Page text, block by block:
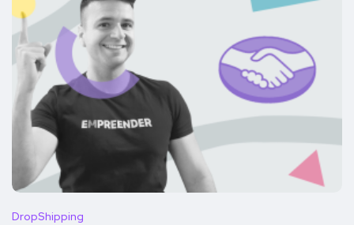
DropShipping